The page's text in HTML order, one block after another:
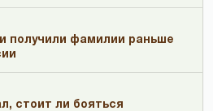
получили фамилии раньше
стоит ли бояться